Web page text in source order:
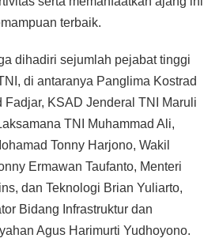
terbaik.
dihadiri sejumlah pejabat tinggi
di antaranya Panglima Kostrad
Fadjar, KSAD Jenderal TNI Maruli
TNI Muhammad Ali,
Tonny Harjono, Wakil
Ermawan Taufanto, Menteri
dan Teknologi Brian Yuliarto,
Bidang Infrastruktur dan
Agus Harimurti Yudhoyono.